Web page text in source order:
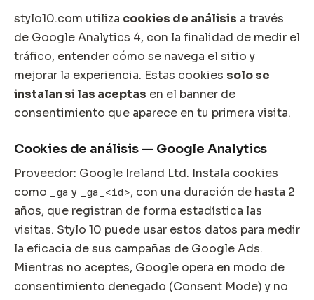
stylo10.com utiliza cookies de análisis a través
de Google Analytics 4, con la finalidad de medir el
tráfico, entender cómo se navega el sitio y
mejorar la experiencia. Estas cookies solo se
instalan si las aceptas en el banner de
consentimiento que aparece en tu primera visita.
Cookies de análisis — Google Analytics
Proveedor: Google Ireland Ltd. Instala cookies
como
_ga y _ga_<id>, con una duración de hasta 2
años, que registran de forma estadística las
visitas. Stylo 10 puede usar estos datos para medir
la eficacia de sus campañas de Google Ads.
Mientras no aceptes, Google opera en modo de
consentimiento denegado (Consent Mode) y no